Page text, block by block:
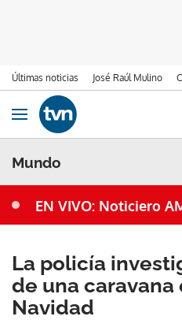
Últimas noticias José Raúl Mulino
Ir al contenido
Obrir navegació
Mundo
EN VIVO: Noticiero
La policía
de una
Navidad